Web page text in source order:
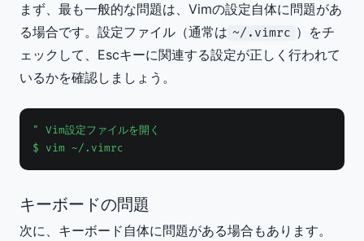
まず、最も一般的な問題は、Vimの設定自体に問題があ
る場合です。設定ファイル（通常は ~/.vimrc ）をチ
ェックして、Escキーに関連する設定が正しく行われて
いるかを確認しましょう。
" Vim設定ファイルを開く
$ vim ~/.vimrc
キーボードの問題
次に、キーボード自体に問題がある場合もあります。